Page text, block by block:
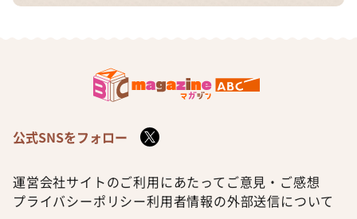
公式SNSをフォロー
運営会社サイトのご利用にあたって ご意見・ご感想
プライバシーポリシー利用者情報の外部送信について